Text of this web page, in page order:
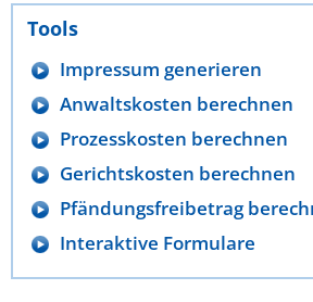
Tools
Impressum generieren
Anwaltskosten berechnen
Prozesskosten berechnen
Gerichtskosten berechnen
Pfändungsfreibetrag
Interaktive Formulare